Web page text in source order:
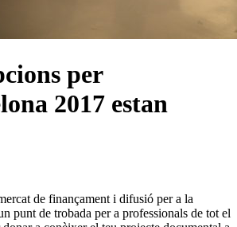
per
2017 estan
de finançament i difusió per a la
punt de trobada per a professionals de tot el